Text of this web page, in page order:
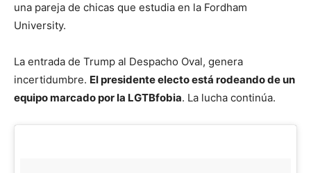
una pareja de chicas que estudia en la Fordham
University.
La entrada de Trump al Despacho Oval, genera
incertidumbre. El presidente electo está rodeando de un
equipo marcado por la LGTBfobia. La lucha continúa.